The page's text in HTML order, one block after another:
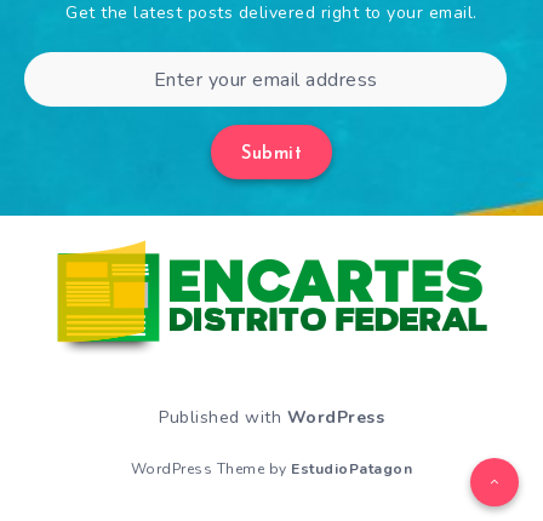
Get the latest posts delivered right to your email.
Submit
Published with WordPress
WordPress Theme by EstudioPatagon